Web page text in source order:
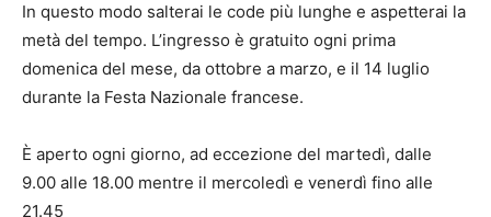
In questo modo salterai le code più lunghe e aspetterai la
metà del tempo. L’ingresso è gratuito ogni prima
domenica del mese, da ottobre a marzo, e il 14 luglio
durante la Festa Nazionale francese.
È aperto ogni giorno, ad eccezione del martedì, dalle
9.00 alle 18.00 mentre il mercoledì e venerdì fino alle
21.45